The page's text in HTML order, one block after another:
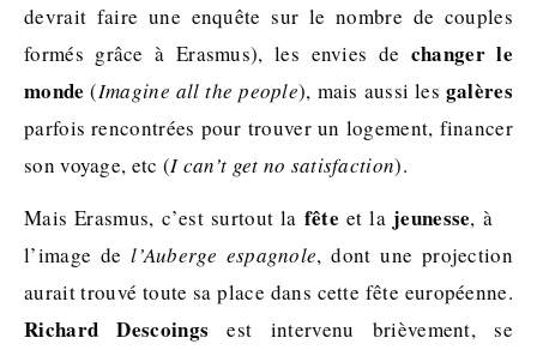
devrait faire une enquête sur le nombre de couples
formés grâce à Erasmus), les envies de changer le
monde (Imagine all the people), mais aussi les galères
parfois rencontrées pour trouver un logement, financer
son voyage, etc (I can’t get no satisfaction).
Mais Erasmus, c’est surtout la fête et la jeunesse, à
l’image del’Auberge espagnole, dont une projection
aurait trouvé toute sa place dans cette fête européenne.
Richard Descoings est intervenu brièvement, se